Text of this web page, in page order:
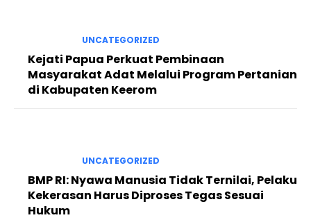
UNCATEGORIZED
Kejati Papua Perkuat Pembinaan
Masyarakat Adat Melalui Program Pertanian
di Kabupaten Keerom
UNCATEGORIZED
BMP RI: Nyawa Manusia Tidak Ternilai, Pelaku
Kekerasan Harus Diproses Tegas Sesuai
Hukum